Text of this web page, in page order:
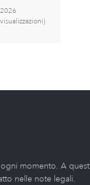
2026
momento. A
nelle note legali.